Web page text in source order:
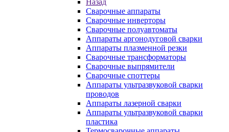
Назад
Сварочные аппараты
Сварочные инверторы
Сварочные полуавтоматы
Аппараты аргонодуговой сварки
Аппараты плазменной резки
Сварочные трансформаторы
Сварочные выпрямители
Сварочные споттеры
Аппараты ультразвуковой сварки
проводов
Аппараты лазерной сварки
Аппараты ультразвуковой сварки
пластика